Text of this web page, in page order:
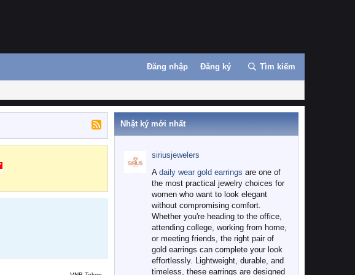
Đăng nhập Đăng ký Tìm kiếm
Nhật ký mới nhất
siriusjewelers
A daily wear gold earrings are one of
the most practical jewelry choices for
women who want to look elegant
without compromising comfort.
Whether you're heading to the office,
attending college, working from home,
or meeting friends, the right pair of
gold earrings can complete your look
effortlessly. Lightweight, durable, and
timeless, these earrings are designed